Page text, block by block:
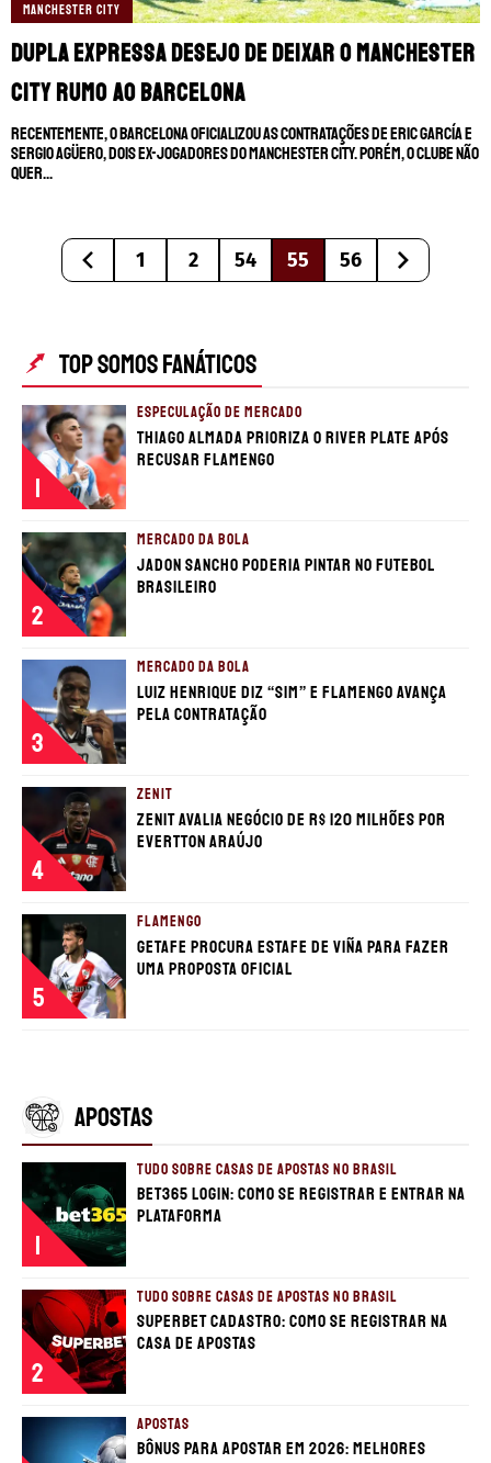
MANCHESTER CITY
Dupla expressa desejo de deixar o Manchester
City rumo ao Barcelona
Recentemente, o Barcelona oficializou as contratações de Eric García e
Sergio Agüero, dois ex-jogadores do Manchester City. Porém, o clube não
quer...
1 2 54 55 56
TOP SOMOS FANÁTICOS
1
ESPECULAÇÃO DE MERCADO
Thiago Almada prioriza o River Plate após
recusar Flamengo
2
MERCADO DA BOLA
Jadon Sancho poderia pintar no futebol
brasileiro
3
MERCADO DA BOLA
Luiz Henrique diz “sim” e Flamengo avança
pela contratação
4
ZENIT
Zenit avalia negócio de R$ 120 milhões por
Evertton Araújo
5
FLAMENGO
Getafe procura estafe de Viña para fazer
uma proposta oficial
APOSTAS
1
TUDO SOBRE CASAS DE APOSTAS NO BRASIL
bet365 login: como se registrar e entrar na
plataforma
2
TUDO SOBRE CASAS DE APOSTAS NO BRASIL
Superbet cadastro: Como se registrar na
casa de apostas
APOSTAS
Bônus para apostar em 2026: Melhores